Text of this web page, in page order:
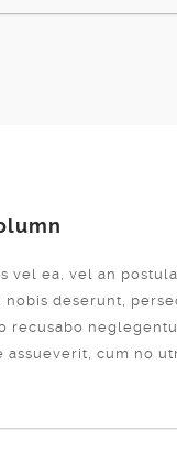
vel ea, vel an
deserunt,
recusabo
assueverit, cum no